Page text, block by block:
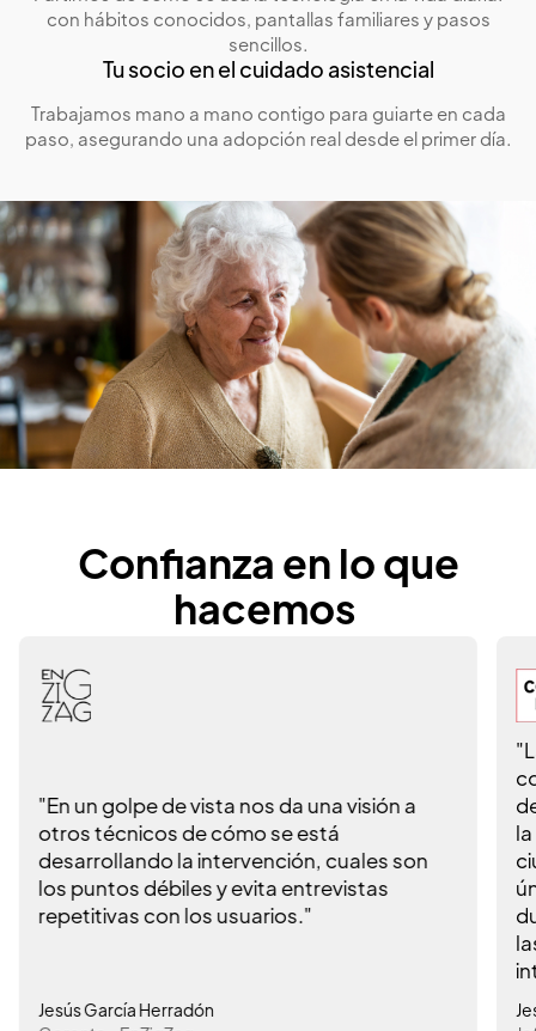
con hábitos conocidos, pantallas familiares y pasos
sencillos.
Tu socio en el cuidado asistencial
Trabajamos mano a mano contigo para guiarte en cada
paso, asegurando una adopción real desde el primer día.
Confianza en lo que
hacemos
son
"La implantación de una plataforma
después en nuestra forma de trabajar y en
la calidad del servicio que prestamos a la
ciudadanía. Disponer de una Historia
única por unidad familiar ha eliminado
duplicidades, mejorado la trazabilidad de
Jesús Torrón